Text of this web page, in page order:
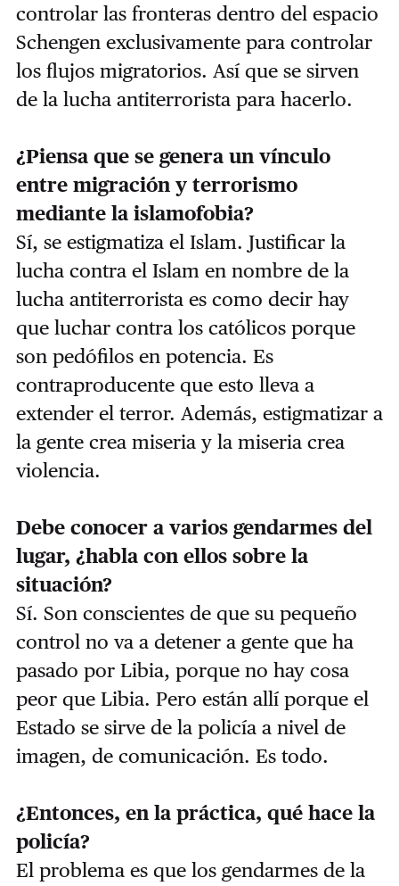
controlar las fronteras dentro del espacio
Schengen exclusivamente para controlar
los flujos migratorios. Así que se sirven
de la lucha antiterrorista para hacerlo.
¿Piensa que se genera un vínculo
entre migración y terrorismo
mediante la islamofobia?
Sí, se estigmatiza el Islam. Justificar la
lucha contra el Islam en nombre de la
lucha antiterrorista es como decir hay
que luchar contra los católicos porque
son pedófilos en potencia. Es
contraproducente que esto lleva a
extender el terror. Además, estigmatizar a
la gente crea miseria y la miseria crea
violencia.
Debe conocer a varios gendarmes del
lugar, ¿habla con ellos sobre la
situación?
Sí. Son conscientes de que su pequeño
control no va a detener a gente que ha
pasado por Libia, porque no hay cosa
peor que Libia. Pero están allí porque el
Estado se sirve de la policía a nivel de
imagen, de comunicación. Es todo.
¿Entonces, en la práctica, qué hace la
policía?
El problema es que los gendarmes de la